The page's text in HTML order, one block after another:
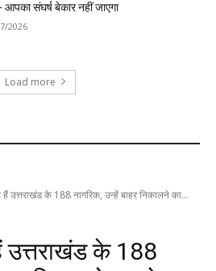
आपका संघर्ष बेकार नहीं जाएगा
2026
Load more